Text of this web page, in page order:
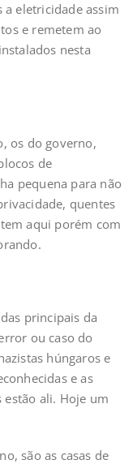
eletricidade assim
e remetem ao
nesta
os do governo,
de
pequena para não
quentes
aqui porém com
principais da
ou caso do
húngaros e
e as
ali. Hoje um
são as casas de